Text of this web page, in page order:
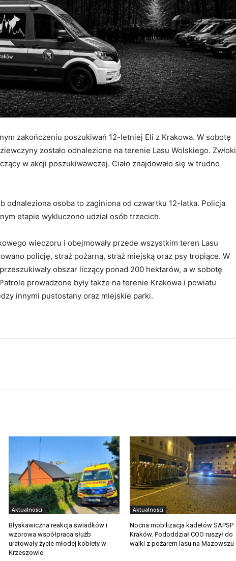
zakończeniu poszukiwań 12-letniej Eli z Krakowa. W sobotę
zostało odnalezione na terenie Lasu Wolskiego. Zwłoki
w akcji poszukiwawczej. Ciało znajdowało się w trudno
odnaleziona osoba to zaginiona od czwartku 12-latka. Policja
etapie wykluczono udział osób trzecich.
wieczoru i obejmowały przede wszystkim teren Lasu
policję, straż pożarną, straż miejską oraz psy tropiące. W
obszar liczący ponad 200 hektarów, a w sobotę
prowadzone były także na terenie Krakowa i powiatu
innymi pustostany oraz miejskie parki.
Aktualności
Błyskawiczna reakcja świadków i
wzorowa współpraca służb
uratowały życie młodej kobiety w
Krzeszowie
Aktualności
Nocna mobilizacja kadetów SAPSP
Kraków. Pododdział COO ruszył do
walki z pożarem lasu na Mazowszu